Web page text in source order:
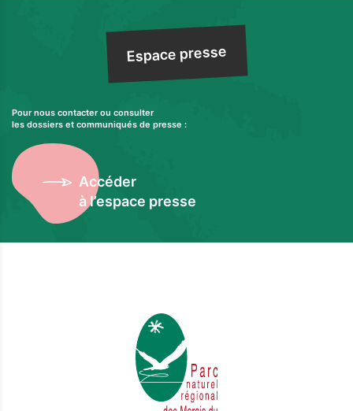
Espace presse
Pour nous contacter ou consulter
les dossiers et communiqués de presse :
Accéder
à l’espace presse